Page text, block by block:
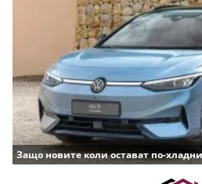
Защо новите коли остават по-